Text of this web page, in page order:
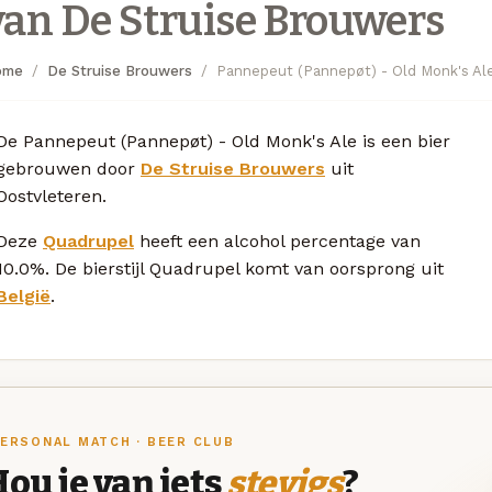
De Struise Brouwers
De Struise Brouwers Pannepeut (Pannepøt) - Old Monk's
Pannepeut (Pannepøt) - Old Monk's Ale is een bier
door De Struise Brouwers uit
Quadrupel heeft een alcohol percentage van
De bierstijl Quadrupel komt van oorsprong uit
.
MATCH · BEER CLUB
je van ietsstevigs?